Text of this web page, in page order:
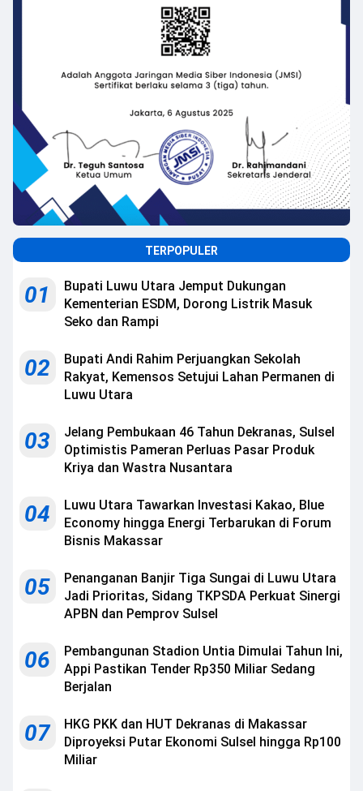
TERPOPULER
01
Bupati Luwu Utara Jemput Dukungan
Kementerian ESDM, Dorong Listrik Masuk
Seko dan Rampi
02
Bupati Andi Rahim Perjuangkan Sekolah
Rakyat, Kemensos Setujui Lahan Permanen di
Luwu Utara
03
Jelang Pembukaan 46 Tahun Dekranas, Sulsel
Optimistis Pameran Perluas Pasar Produk
Kriya dan Wastra Nusantara
04
Luwu Utara Tawarkan Investasi Kakao, Blue
Economy hingga Energi Terbarukan di Forum
Bisnis Makassar
05
Penanganan Banjir Tiga Sungai di Luwu Utara
Jadi Prioritas, Sidang TKPSDA Perkuat Sinergi
APBN dan Pemprov Sulsel
06
Pembangunan Stadion Untia Dimulai Tahun Ini,
Appi Pastikan Tender Rp350 Miliar Sedang
Berjalan
07
HKG PKK dan HUT Dekranas di Makassar
Diproyeksi Putar Ekonomi Sulsel hingga Rp100
Miliar